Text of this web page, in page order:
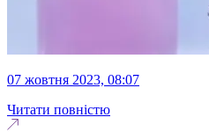
07 жовтня 2023, 08:07
Читати повністю